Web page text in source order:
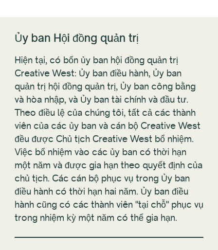
Ủy ban Hội đồng quản trị
Hiện tại, có bốn ủy ban hội đồng quản trị
Creative West: Ủy ban điều hành, Ủy ban
quản trị hội đồng quản trị, Ủy ban công bằng
và hòa nhập, và Ủy ban tài chính và đầu tư.
Theo điều lệ của chúng tôi, tất cả các thành
viên của các ủy ban và cán bộ Creative West
đều được Chủ tịch Creative West bổ nhiệm.
Việc bổ nhiệm vào các ủy ban có thời hạn
một năm và được gia hạn theo quyết định của
chủ tịch. Các cán bộ phục vụ trong Ủy ban
điều hành có thời hạn hai năm. Ủy ban điều
hành cũng có các thành viên "tại chỗ" phục vụ
trong nhiệm kỳ một năm có thể gia hạn.